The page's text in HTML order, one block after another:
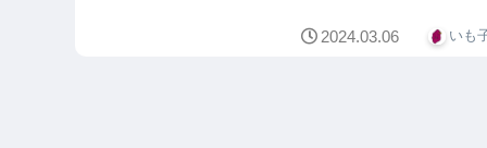
2024.03.06 いも